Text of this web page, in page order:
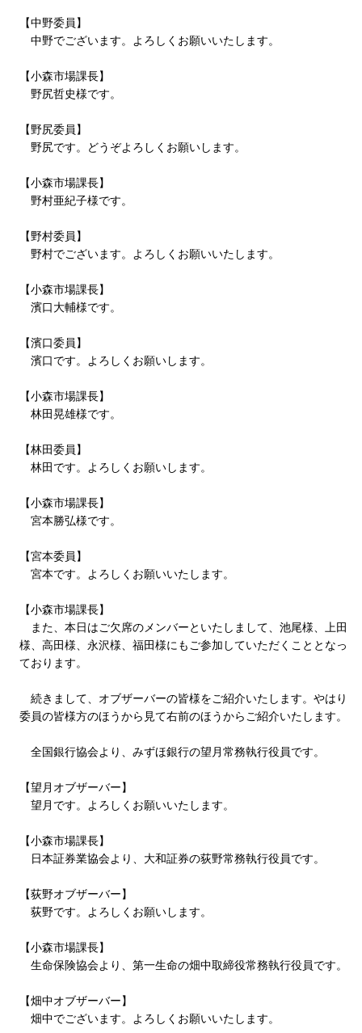
【中野委員】
中野でございます。よろしくお願いいたします。
【小森市場課長】
野尻哲史様です。
【野尻委員】
野尻です。どうぞよろしくお願いします。
【小森市場課長】
野村亜紀子様です。
【野村委員】
野村でございます。よろしくお願いいたします。
【小森市場課長】
濱口大輔様です。
【濱口委員】
濱口です。よろしくお願いします。
【小森市場課長】
林田晃雄様です。
【林田委員】
林田です。よろしくお願いします。
【小森市場課長】
宮本勝弘様です。
【宮本委員】
宮本です。よろしくお願いいたします。
【小森市場課長】
また、本日はご欠席のメンバーといたしまして、池尾様、上田
様、高田様、永沢様、福田様にもご参加していただくこととなっ
ております。
続きまして、オブザーバーの皆様をご紹介いたします。やはり
委員の皆様方のほうから見て右前のほうからご紹介いたします。
全国銀行協会より、みずほ銀行の望月常務執行役員です。
【望月オブザーバー】
望月です。よろしくお願いいたします。
【小森市場課長】
日本証券業協会より、大和証券の荻野常務執行役員です。
【荻野オブザーバー】
荻野です。よろしくお願いします。
【小森市場課長】
生命保険協会より、第一生命の畑中取締役常務執行役員です。
【畑中オブザーバー】
畑中でございます。よろしくお願いいたします。